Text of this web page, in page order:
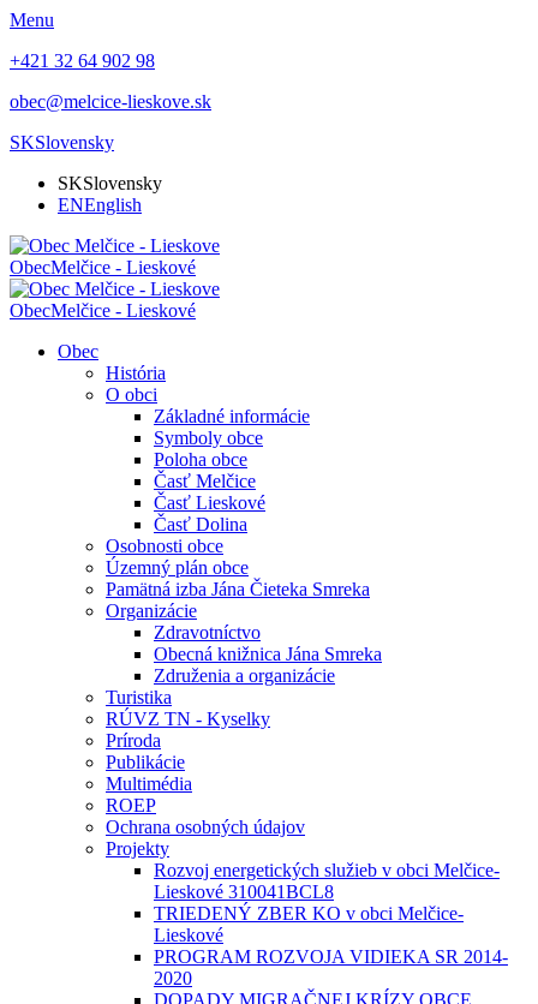
Menu
+421 32 64 902 98
obec@melcice-lieskove.sk
SKSlovensky
SKSlovensky
ENEnglish
ObecMelčice - Lieskové
ObecMelčice - Lieskové
Obec
História
O obci
Základné informácie
Symboly obce
Poloha obce
Časť Melčice
Časť Lieskové
Časť Dolina
Osobnosti obce
Územný plán obce
Pamätná izba Jána Čieteka Smreka
Organizácie
Zdravotníctvo
Obecná knižnica Jána Smreka
Združenia a organizácie
Turistika
RÚVZ TN - Kyselky
Príroda
Publikácie
Multimédia
ROEP
Ochrana osobných údajov
Projekty
Rozvoj energetických služieb v obci Melčice-
Lieskové 310041BCL8
TRIEDENÝ ZBER KO v obci Melčice-
Lieskové
PROGRAM ROZVOJA VIDIEKA SR 2014-
2020
DOPADY MIGRAČNEJ KRÍZY OBCE